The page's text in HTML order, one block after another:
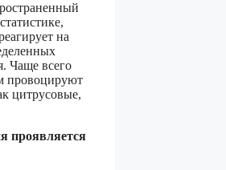
на
Чаще всего
провоцируют
цитрусовые,
проявляется